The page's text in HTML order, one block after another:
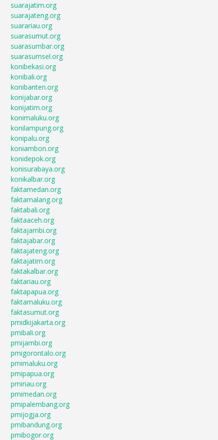
suarajatim.org
suarajateng.org
suarariau.org
suarasumut.org
suarasumbar.org
suarasumsel.org
konibekasi.org
konibali.org
konibanten.org
konijabar.org
konijatim.org
konimaluku.org
konilampung.org
konipalu.org
koniambon.org
konidepok.org
konisurabaya.org
konikalbar.org
faktamedan.org
faktamalang.org
faktabali.org
faktaaceh.org
faktajambi.org
faktajabar.org
faktajateng.org
faktajatim.org
faktakalbar.org
faktariau.org
faktapapua.org
faktamaluku.org
faktasumut.org
pmidkijakarta.org
pmibali.org
pmijambi.org
pmigorontalo.org
pmimaluku.org
pmipapua.org
pmiriau.org
pmimedan.org
pmipalembang.org
pmijogja.org
pmibandung.org
pmibogor.org